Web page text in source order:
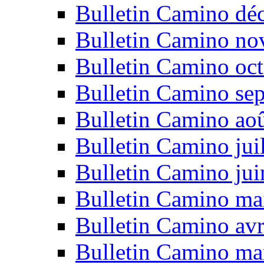
Bulletin Camino
Bulletin Camino
Bulletin Camino
Bulletin Camino
Bulletin Camino
Bulletin Camino
Bulletin Camino
Bulletin Camino
Bulletin Camino
Bulletin Camino